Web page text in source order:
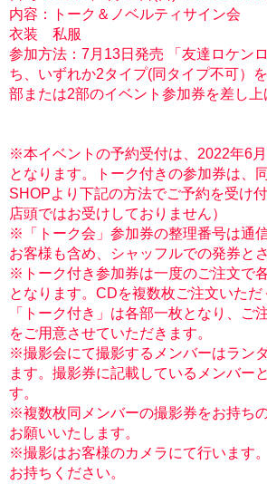
内容：トーク＆ノベルティサイン会
衣装 私服
参加方法：7月13日発売 「友達ロケン
ち、いずれか2タイプ(同タイプ不可）
部または2部のイベント参加券を差し上
※本イベントの予約受付は、2022年6
となります。トーク付きの参加券は、
SHOPより下記の方法でご予約を受け
店頭ではお受けしておりません）
※「トーク会」参加券の整理番号は通
お客様も含め、シャッフルでの発券と
※トーク付き参加券は一度のご注文で
となります。CDを複数枚ご注文いた
「トーク付き」は各部一枚となり、ご
をご用意させていただきます。
※撮影会にて撮影するメンバーはラン
ます。撮影券に記載しているメンバー
す。
※複数枚同メンバーの撮影券をお持ち
お願いいたします。
※撮影はお客様のカメラにて行います
お持ちください。